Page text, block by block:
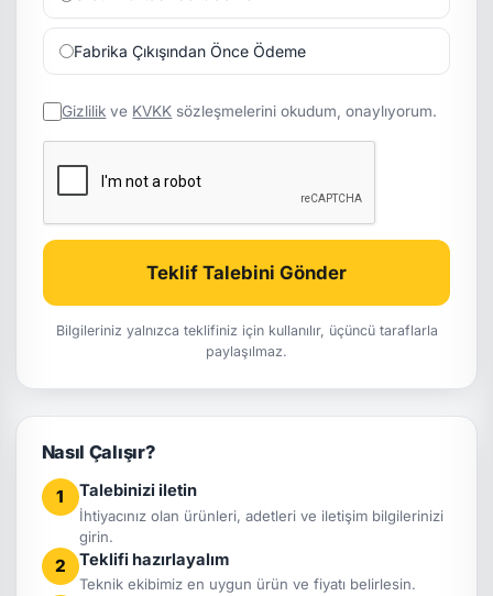
Fabrika Çıkışından Önce Ödeme
Gizlilik ve KVKK sözleşmelerini okudum, onaylıyorum.
Teklif Talebini Gönder
Bilgileriniz yalnızca teklifiniz için kullanılır, üçüncü taraflarla
paylaşılmaz.
Nasıl Çalışır?
1 Talebinizi iletin
İhtiyacınız olan ürünleri, adetleri ve iletişim bilgilerinizi
girin.
2 Teklifi hazırlayalım
Teknik ekibimiz en uygun ürün ve fiyatı belirlesin.